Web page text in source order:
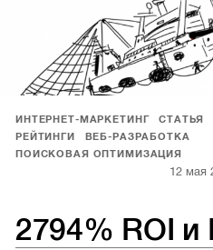
ИНТЕРНЕТ-МАРКЕТИНГ
СТАТЬЯ
РЕЙТИНГИ
ВЕБ-РАЗРАБОТКА
ПОИСКОВАЯ ОПТИМИЗАЦИЯ
12 мая
2794% ROI и